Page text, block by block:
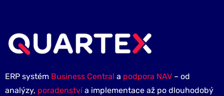
ERP systém Business Central a podpora NAV – od
analýzy, poradenstvía implementace až po dlouhodobý